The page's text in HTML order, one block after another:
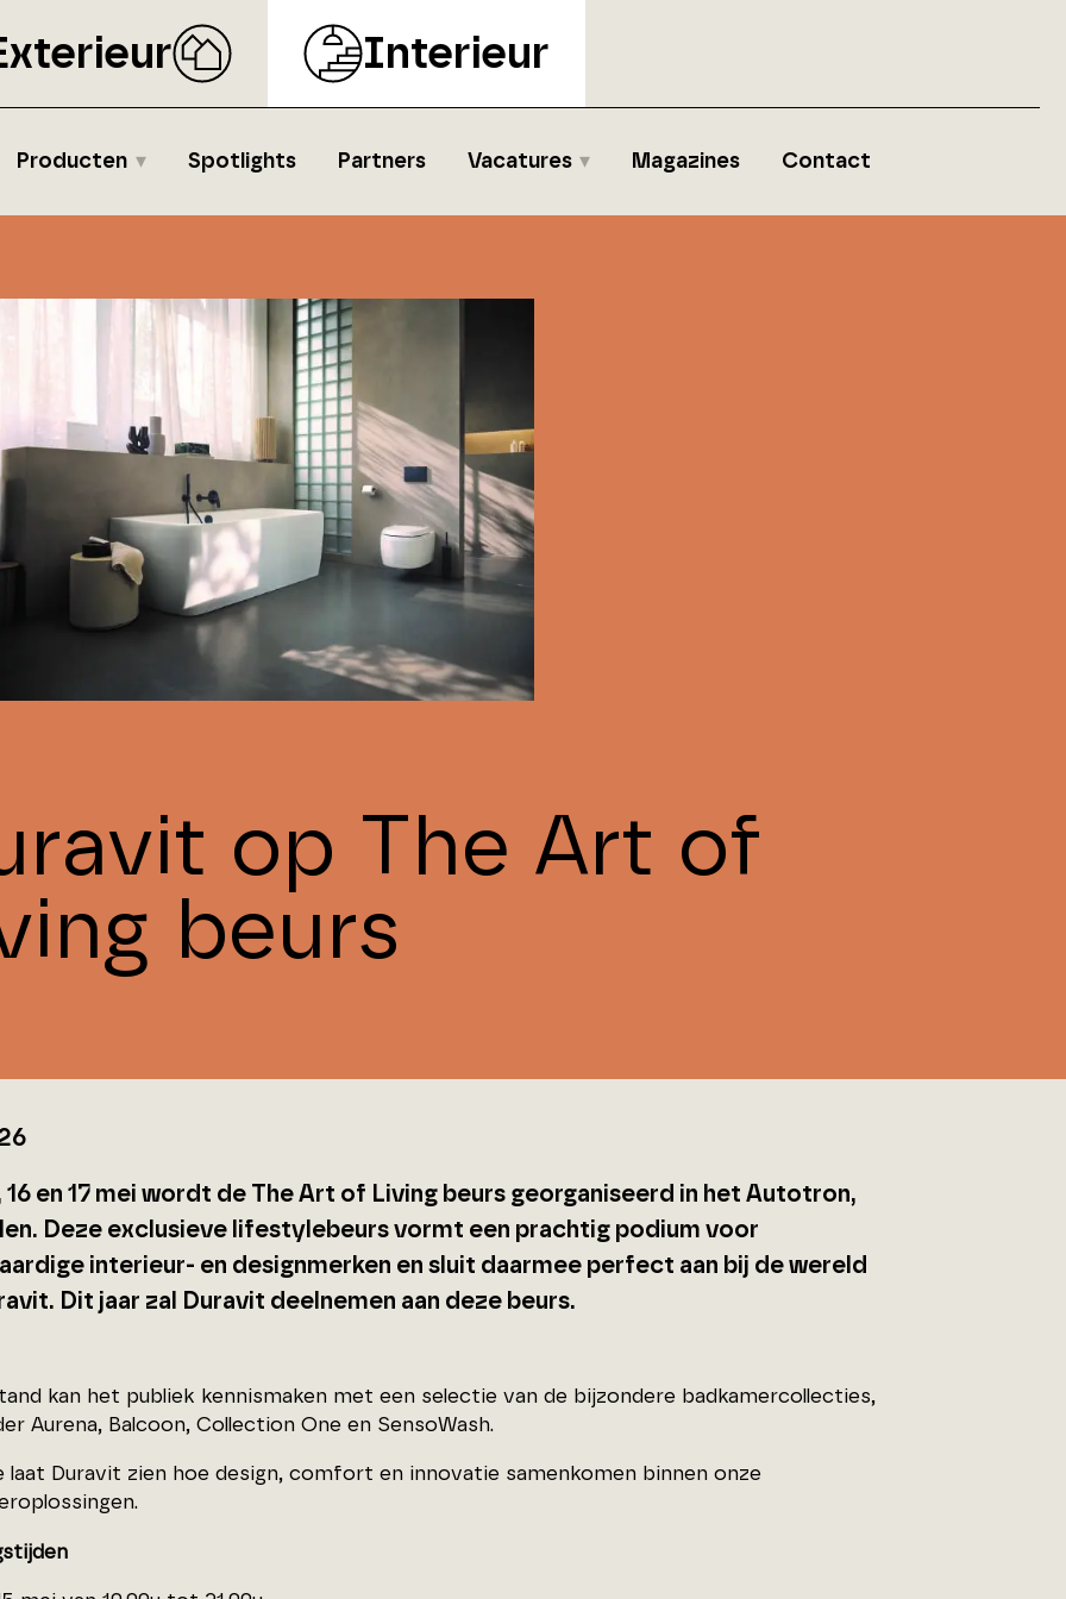
Interieur
Producten Spotlights Partners Vacatures Magazines Contact
op The Art of
beurs
16 en 17 mei wordt de The Art of Living beurs georganiseerd in het Autotron,
Deze exclusieve lifestylebeurs vormt een prachtig podium voor
interieur- en designmerken en sluit daarmee perfect aan bij de wereld
Dit jaar zal Duravit deelnemen aan deze beurs.
kan het publiek kennismaken met een selectie van de bijzondere badkamercollecties,
Aurena, Balcoon, Collection One en SensoWash.
laat Duravit zien hoe design, comfort en innovatie samenkomen binnen onze